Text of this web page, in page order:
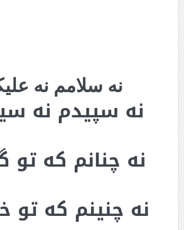
نه سلامم نه
نه سپیدم نه
نه چنانم که تو
نه چنینم که تو